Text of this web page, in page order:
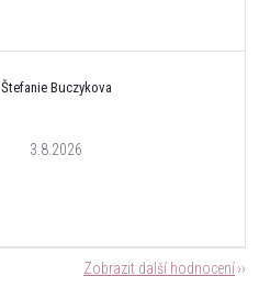
Štefanie Buczykova
3.8.2026
Zobrazit další hodnocení